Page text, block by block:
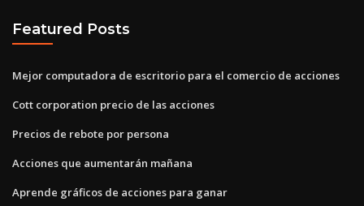
Featured Posts
Mejor computadora de escritorio para el comercio de acciones
Cott corporation precio de las acciones
Precios de rebote por persona
Acciones que aumentarán mañana
Aprende gráficos de acciones para ganar